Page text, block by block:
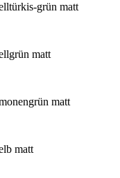
grün matt
matt
matt
matt